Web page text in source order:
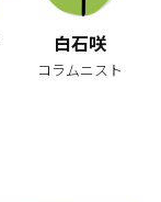
白石咲
コラムニスト